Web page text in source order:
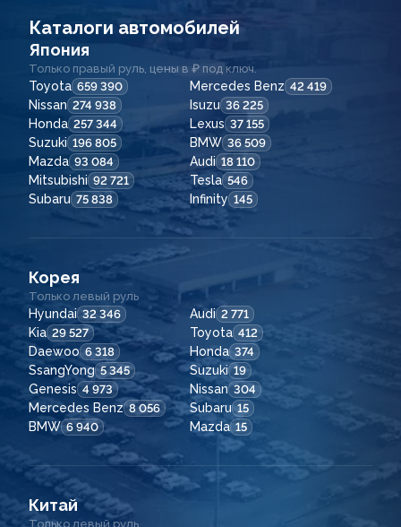
Каталоги автомобилей
Япония
Только правый руль, цены в ₽ под ключ.
Toyota 659 390 Mercedes Benz 42 419
Nissan 274 938 Isuzu 36 225
Honda 257 344 Lexus 37 155
Suzuki 196 805 BMW 36 509
Mazda 93 084 Audi 18 110
Mitsubishi 92 721 Tesla 546
Subaru 75 838 Infinity 145
Корея
Только левый руль
Hyundai 32 346 Audi 2 771
Kia 29 527 Toyota 412
Daewoo 6 318 Honda 374
SsangYong 5 345 Suzuki 19
Genesis 4 973 Nissan 304
Mercedes Benz 8 056 Subaru 15
BMW 6 940 Mazda 15
Китай
Только левый руль